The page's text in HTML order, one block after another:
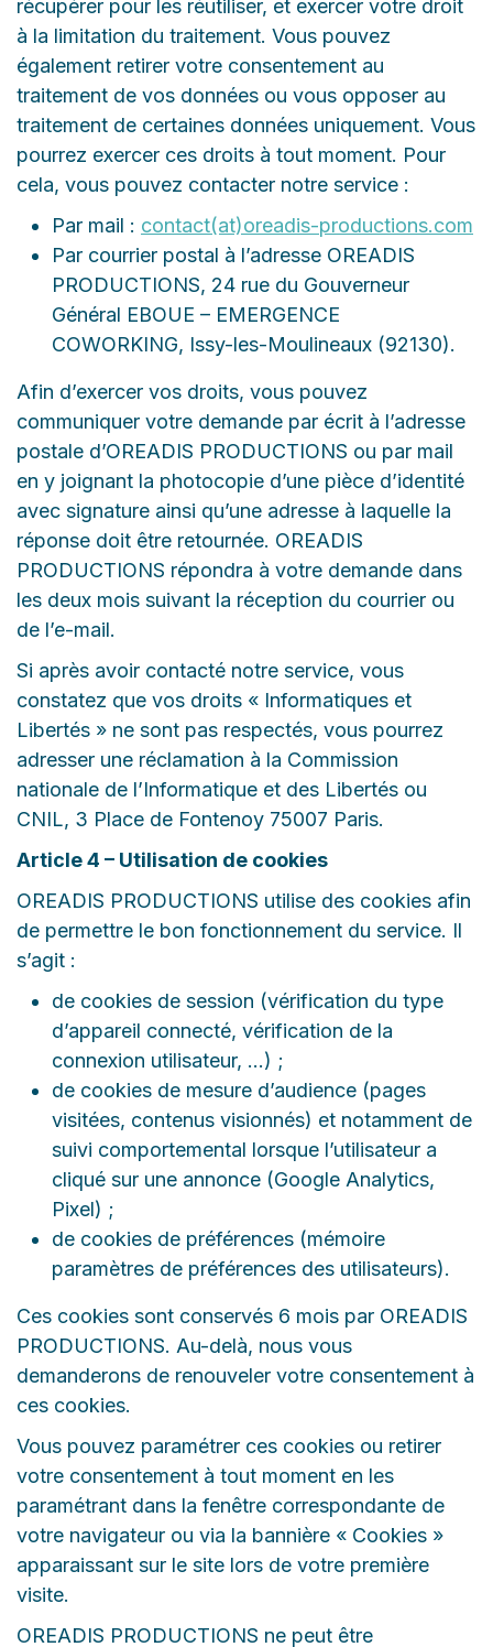
récupérer pour les réutiliser, et exercer votre droit
à la limitation du traitement. Vous pouvez
également retirer votre consentement au
traitement de vos données ou vous opposer au
traitement de certaines données uniquement. Vous
pourrez exercer ces droits à tout moment. Pour
cela, vous pouvez contacter notre service :
Par mail : contact(at)oreadis-productions.com
Par courrier postal à l’adresse OREADIS
PRODUCTIONS, 24 rue du Gouverneur
Général EBOUE – EMERGENCE
COWORKING, Issy-les-Moulineaux (92130).
Afin d’exercer vos droits, vous pouvez
communiquer votre demande par écrit à l’adresse
postale d’OREADIS PRODUCTIONS ou par mail
en y joignant la photocopie d’une pièce d’identité
avec signature ainsi qu’une adresse à laquelle la
réponse doit être retournée. OREADIS
PRODUCTIONS répondra à votre demande dans
les deux mois suivant la réception du courrier ou
de l’e-mail.
Si après avoir contacté notre service, vous
constatez que vos droits « Informatiques et
Libertés » ne sont pas respectés, vous pourrez
adresser une réclamation à la Commission
nationale de l’Informatique et des Libertés ou
CNIL, 3 Place de Fontenoy 75007 Paris.
Article 4 – Utilisation de cookies
OREADIS PRODUCTIONS utilise des cookies afin
de permettre le bon fonctionnement du service. Il
s’agit :
de cookies de session (vérification du type
d’appareil connecté, vérification de la
connexion utilisateur, …) ;
de cookies de mesure d’audience (pages
visitées, contenus visionnés) et notamment de
suivi comportemental lorsque l’utilisateur a
cliqué sur une annonce (Google Analytics,
Pixel) ;
de cookies de préférences (mémoire
paramètres de préférences des utilisateurs).
Ces cookies sont conservés 6 mois par OREADIS
PRODUCTIONS. Au-delà, nous vous
demanderons de renouveler votre consentement à
ces cookies.
Vous pouvez paramétrer ces cookies ou retirer
votre consentement à tout moment en les
paramétrant dans la fenêtre correspondante de
votre navigateur ou via la bannière « Cookies »
apparaissant sur le site lors de votre première
visite.
OREADIS PRODUCTIONS ne peut être